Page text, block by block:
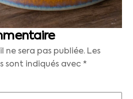
ne sera pas publiée. Les
sont indiqués avec*